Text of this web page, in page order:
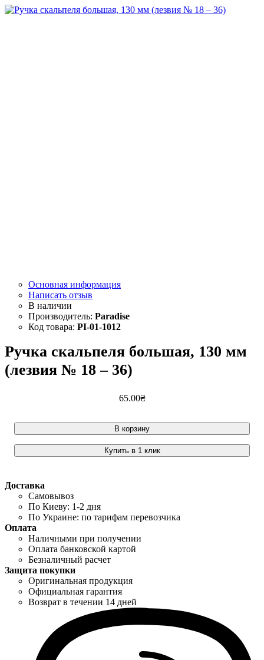
Основная информация
Написать отзыв
Paradise
PI-01-1012
Ручка скальпеля большая, 130 мм
(лезвия № 18 – 36)
65.00₴
В корзину
Купить в 1 клик
Доставка
Самовывоз
По Киеву: 1-2 дня
По Украине: по тарифам перевозчика
Оплата
Наличными при получении
Оплата банковской картой
Безналичный расчет
Защита покупки
Оригинальная продукция
Официальная гарантия
Возврат в течении 14 дней